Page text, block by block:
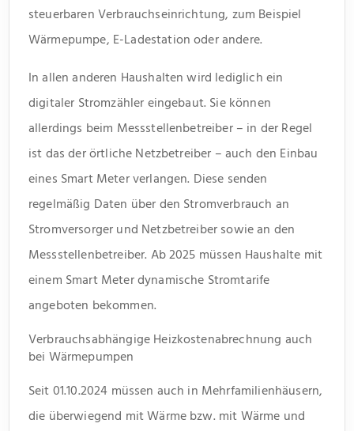
steuerbaren Verbrauchseinrichtung, zum Beispiel
Wärmepumpe, E-Ladestation oder andere.
In allen anderen Haushalten wird lediglich ein
digitaler Stromzähler eingebaut. Sie können
allerdings beim Messstellenbetreiber – in der Regel
ist das der örtliche Netzbetreiber – auch den Einbau
eines Smart Meter verlangen. Diese senden
regelmäßig Daten über den Stromverbrauch an
Stromversorger und Netzbetreiber sowie an den
Messstellenbetreiber. Ab 2025 müssen Haushalte mit
einem Smart Meter dynamische Stromtarife
angeboten bekommen.
Verbrauchsabhängige Heizkostenabrechnung auch
bei Wärmepumpen
Seit 01.10.2024 müssen auch in Mehrfamilienhäusern,
die überwiegend mit Wärme bzw. mit Wärme und